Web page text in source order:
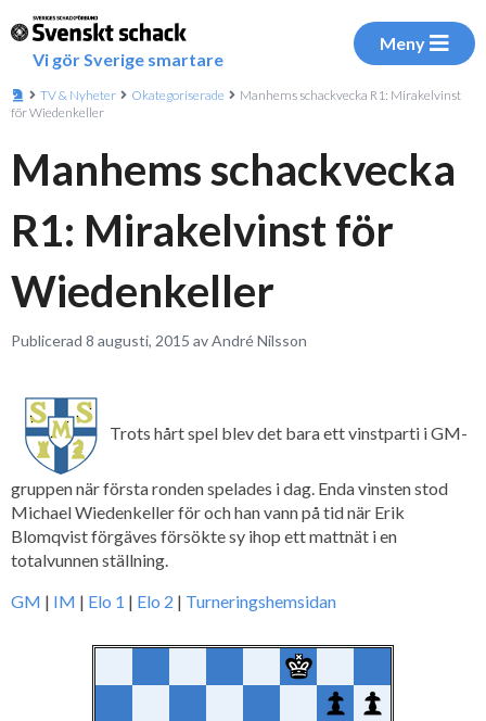
Vi gör Sverige smartare
Meny
TV & Nyheter Okategoriserade
Manhems schackvecka R1: Mirakelvinst
för Wiedenkeller
Manhems schackvecka
R1: Mirakelvinst för
Wiedenkeller
Publicerad 8 augusti, 2015 av André Nilsson
Trots hårt spel blev det bara ett vinstparti i GM-
gruppen när första ronden spelades i dag. Enda vinsten stod
Michael Wiedenkeller för och han vann på tid när Erik
Blomqvist förgäves försökte sy ihop ett mattnät i en
totalvunnen ställning.
GM | IM | Elo 1 | Elo 2 | Turneringshemsidan